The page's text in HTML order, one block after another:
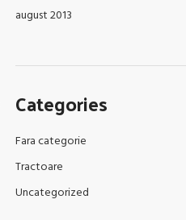
august 2013
Categories
Fara categorie
Tractoare
Uncategorized